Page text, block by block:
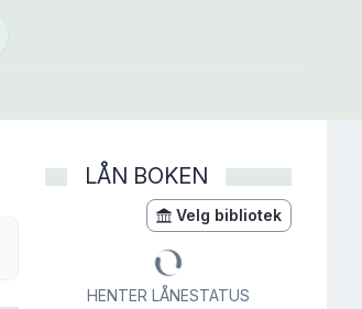
LÅN BOKEN
Velg bibliotek
HENTER LÅNESTATUS